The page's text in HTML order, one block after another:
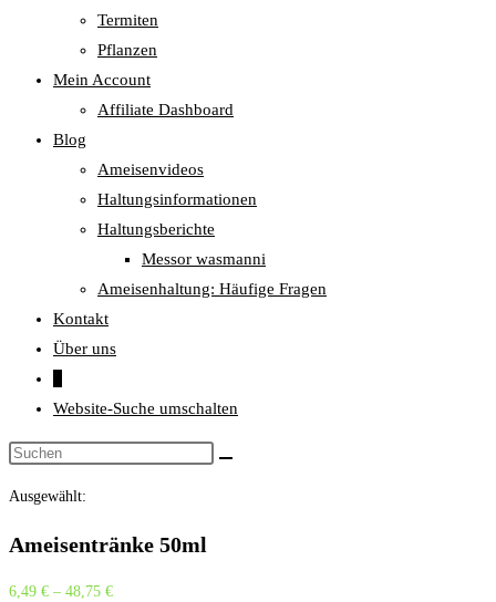
Termiten
Pflanzen
Mein Account
Affiliate Dashboard
Blog
Ameisenvideos
Haltungsinformationen
Haltungsberichte
Messor wasmanni
Ameisenhaltung: Häufige Fragen
Kontakt
Über uns
Website-Suche umschalten
Ausgewählt:
Ameisentränke 50ml
6,49 € – 48,75 €